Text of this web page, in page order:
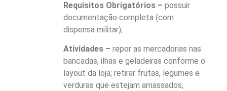
Requisitos Obrigatórios – possuir
documentação completa (com
dispensa militar);
Atividades – repor as mercadorias nas
bancadas, ilhas e geladeiras conforme o
layout da loja; retirar frutas, legumes e
verduras que estejam amassados,